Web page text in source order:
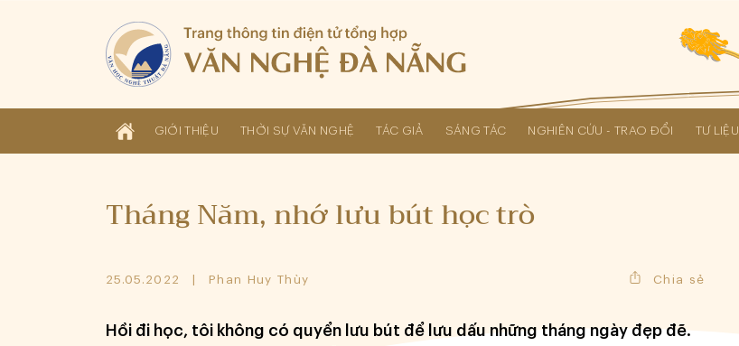
GIỚI THIỆU THỜI SỰ VĂN NGHỆ TÁC GIẢ SÁNG TÁC NGHIÊN CỨU - TRAO ĐỔI TƯ LIỆU
Tháng Năm, nhớ lưu bút học trò
25.05.2022 Phan Huy Thùy Chia sẻ
Hồi đi học, tôi không có quyển lưu bút để lưu dấu những tháng ngày đẹp đẽ.